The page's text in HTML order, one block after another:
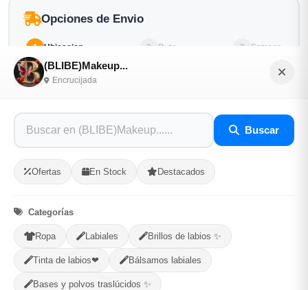
(BLIBE)Makeup...
Encrucijada
Buscar
Ofertas En Stock Destacados
Categorías
Ropa Labiales Brillos de labios ✨
Tinta de labios❤ Bálsamos labiales
Bases y polvos traslúcidos ✨
Opciones de Envio
1 Ubicacion 2 Ruta 3 Entrega
Selecciona tu ubicacion
MUNICIPIO
- + Comprar!
Categorías: Cuidado Personal